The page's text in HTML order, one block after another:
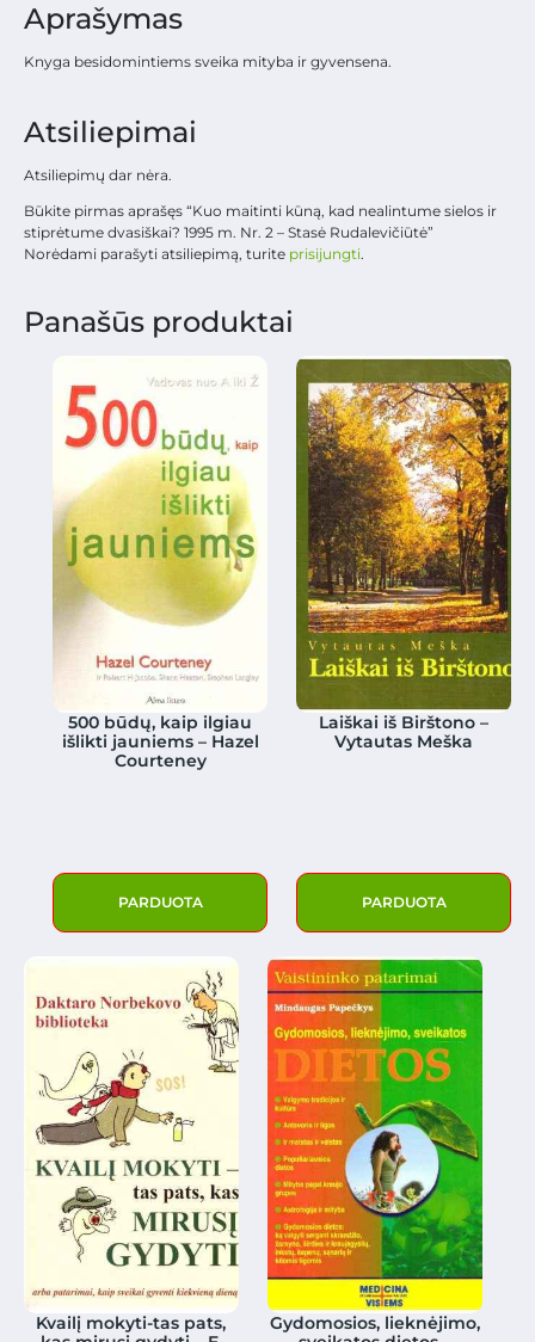
Aprašymas
Knyga besidomintiems sveika mityba ir gyvensena.
Atsiliepimai
Atsiliepimų dar nėra.
Būkite pirmas aprašęs “Kuo maitinti kūną, kad nealintume sielos ir
stiprėtume dvasiškai? 1995 m. Nr. 2 – Stasė Rudalevičiūtė”
Norėdami parašyti atsiliepimą, turite prisijungti.
Panašūs produktai
500 būdų, kaip ilgiau
išlikti jauniems – Hazel
Courteney
PARDUOTA
Laiškai iš Birštono –
Vytautas Meška
PARDUOTA
Kvailį mokyti-tas pats,
Gydomosios, lieknėjimo,